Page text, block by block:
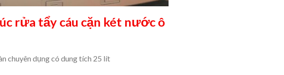
rửa tẩy cáu cặn két nước ô
chuyên dụng có dung tích 25 lít